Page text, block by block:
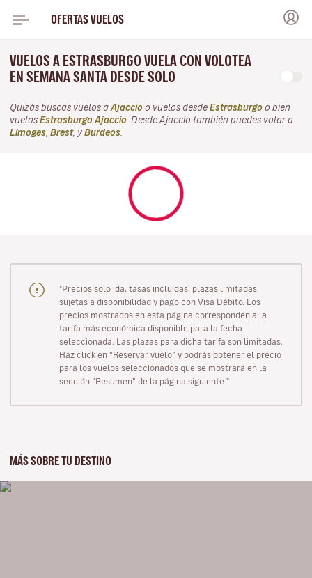
OFERTAS VUELOS
VUELOS A ESTRASBURGO VUELA CON VOLOTEA
EN SEMANA SANTA DESDE SOLO
Quizás buscas vuelos a Ajaccio o vuelos desde Estrasburgo o bien
vuelos Estrasburgo Ajaccio . Desde Ajaccio también puedes volar a
Limoges Brest, y Burdeos
"Precios solo ida, tasas incluidas, plazas limitadas
sujetas a disponibilidad y pago con Visa Débito. Los
precios mostrados en esta página corresponden a la
tarifa más económica disponible para la fecha
seleccionada. Las plazas para dicha tarifa son limitadas.
Haz click en “Reservar vuelo” y podrás obtener el precio
para los vuelos seleccionados que se mostrará en la
sección “Resumen” de la página siguiente."
MÁS SOBRE TU DESTINO